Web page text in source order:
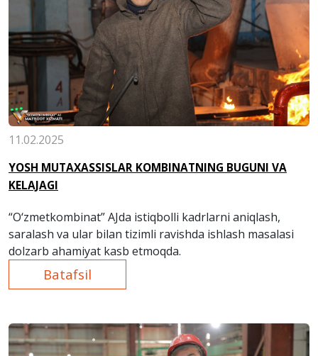
11.02.2025
YOSH MUTAXASSISLAR KOMBINATNING BUGUNI VA
KELAJAGI
“O‘zmetkombinat” AJda istiqbolli kadrlarni aniqlash,
saralash va ular bilan tizimli ravishda ishlash masalasi
dolzarb ahamiyat kasb etmoqda.
Batafsil